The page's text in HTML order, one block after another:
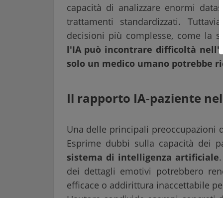
capacità di analizzare enormi
trattamenti standardizzati.
decisioni più complesse, come la
l'IA può incontrare difficoltà
solo un medico umano potrebbe
Il rapporto IA-paziente
Una delle principali preoccupazioni
Esprime dubbi sulla capacità dei
sistema di intelligenza artificiale
dei dettagli emotivi potrebbero
efficace o addirittura inaccettabile